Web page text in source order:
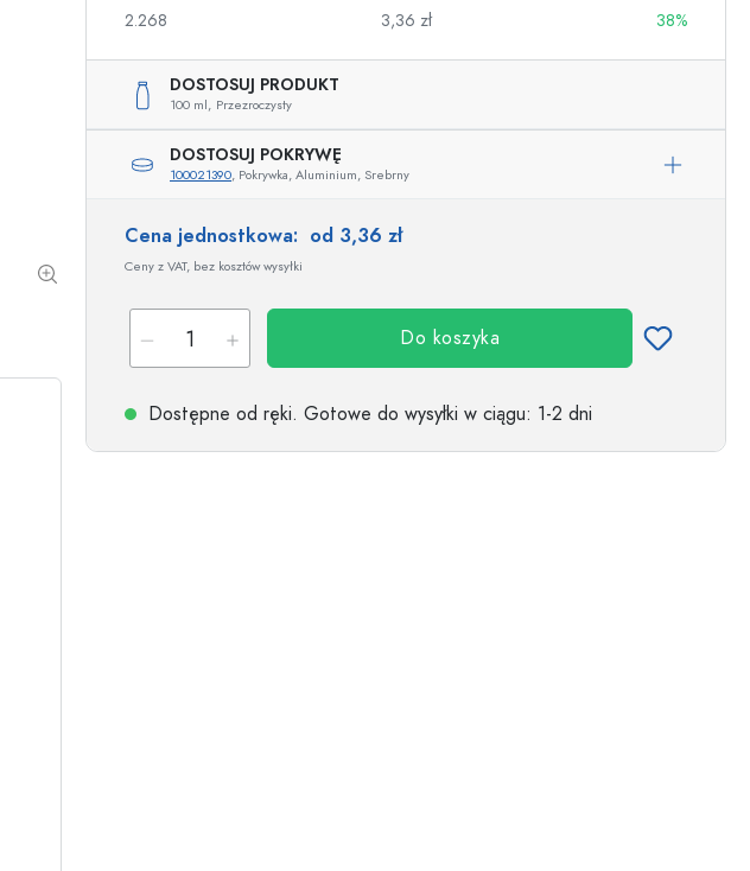
Butelki cylinder
Gąsiory i balony na wino
2.268
3,36 zł 38%
DOSTOSUJ PRODUKT
100 ml, Przezroczysty
DOSTOSUJ POKRYWĘ
100021390, Pokrywka, Aluminium, Srebrny
Cena jednostkowa: od 3,36 zł
Ceny z VAT, bez kosztów wysyłki
Do koszyka
Dostępne od ręki. Gotowe do wysyłki w ciągu: 1-2 dni